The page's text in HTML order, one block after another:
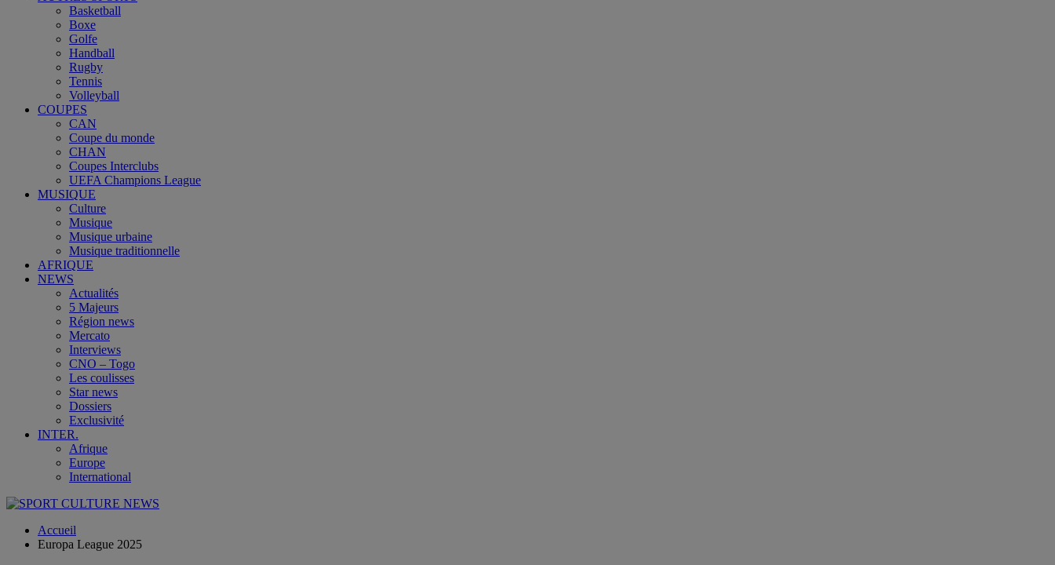
Basketball
Boxe
Golfe
Handball
Rugby
Tennis
Volleyball
COUPES
CAN
Coupe du monde
CHAN
Coupes Interclubs
UEFA Champions League
MUSIQUE
Culture
Musique
Musique urbaine
Musique traditionnelle
AFRIQUE
NEWS
Actualités
5 Majeurs
Région news
Mercato
Interviews
CNO – Togo
Les coulisses
Star news
Dossiers
Exclusivité
INTER.
Afrique
Europe
International
Accueil
Europa League 2025